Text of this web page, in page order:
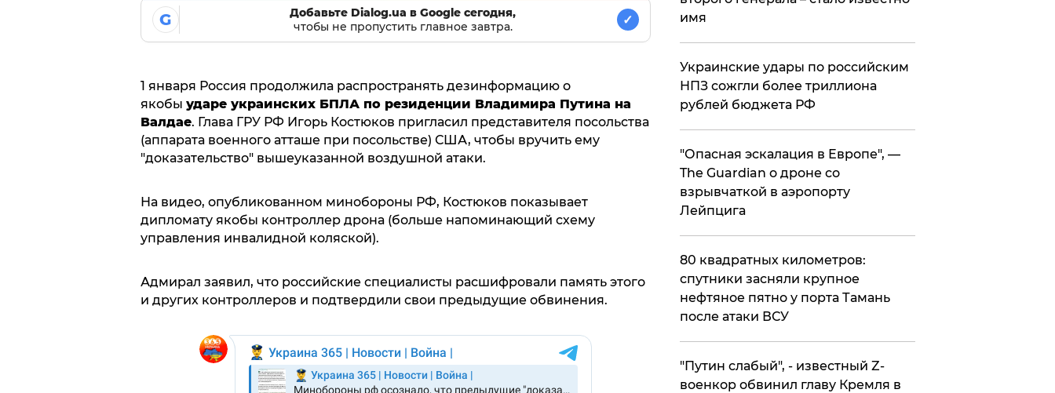
G
Добавьте Dialog.ua в Google сегодня,
чтобы не пропустить главное завтра.
✓
1 января Россия продолжила распространять дезинформацию о
якобы ударе украинских БПЛА по резиденции Владимира Путина на
Валдае. Глава ГРУ РФ Игорь Костюков пригласил представителя посольства
(аппарата военного атташе при посольстве) США, чтобы вручить ему
"доказательство" вышеуказанной воздушной атаки.
На видео, опубликованном минобороны РФ, Костюков показывает
дипломату якобы контроллер дрона (больше напоминающий схему
управления инвалидной коляской).
Адмирал заявил, что российские специалисты расшифровали память этого
и других контроллеров и подтвердили свои предыдущие обвинения.
имя
Украинские удары по российским
НПЗ сожгли более триллиона
рублей бюджета РФ
"Опасная эскалация в Европе", —
The Guardian о дроне со
взрывчаткой в аэропорту
Лейпцига
80 квадратных километров:
спутники засняли крупное
нефтяное пятно у порта Тамань
после атаки ВСУ
​"Путин слабый", - известный Z-
военкор обвинил главу Кремля в